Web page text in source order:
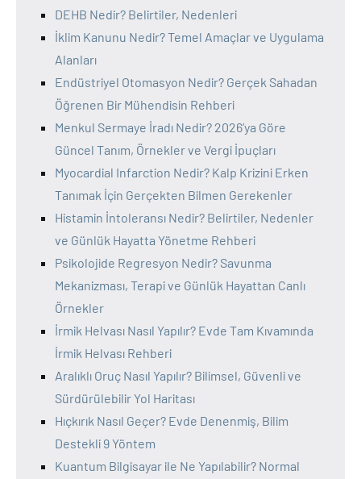
DEHB Nedir? Belirtiler, Nedenleri
İklim Kanunu Nedir? Temel Amaçlar ve Uygulama
Alanları
Endüstriyel Otomasyon Nedir? Gerçek Sahadan
Öğrenen Bir Mühendisin Rehberi
Menkul Sermaye İradı Nedir? 2026’ya Göre
Güncel Tanım, Örnekler ve Vergi İpuçları
Myocardial Infarction Nedir? Kalp Krizini Erken
Tanımak İçin Gerçekten Bilmen Gerekenler
Histamin İntoleransı Nedir? Belirtiler, Nedenler
ve Günlük Hayatta Yönetme Rehberi
Psikolojide Regresyon Nedir? Savunma
Mekanizması, Terapi ve Günlük Hayattan Canlı
Örnekler
İrmik Helvası Nasıl Yapılır? Evde Tam Kıvamında
İrmik Helvası Rehberi
Aralıklı Oruç Nasıl Yapılır? Bilimsel, Güvenli ve
Sürdürülebilir Yol Haritası
Hıçkırık Nasıl Geçer? Evde Denenmiş, Bilim
Destekli 9 Yöntem
Kuantum Bilgisayar ile Ne Yapılabilir? Normal